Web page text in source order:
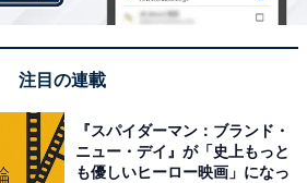
撮った写真やiPhoneのカメラを使
たデータをiPhoneでペーストする
Macのビデオ会議用のカメラとし
ともできるようになっています。
注目の連載
『スパイダーマン：ブランド・
ニュー・デイ』が「史上もっと
も優しいヒーロー映画」になっ